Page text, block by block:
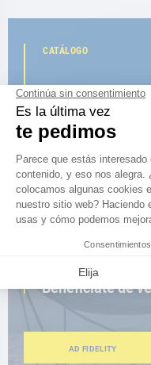
CATÁLOGO
Descubre
la nueva guía AD
NAVEGAR POR EL CATÁLOGO
ESPACIO FIDELIDAD
¿Eres
Benefíciate de
AD FIDELITY